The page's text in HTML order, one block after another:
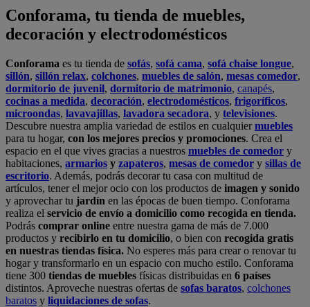
Conforama, tu tienda de muebles,
decoración y electrodomésticos
Conforama es tu tienda de sofás, sofá cama, sofá chaise longue,
sillón, sillón relax, colchones, muebles de salón, mesas comedor,
dormitorio de juvenil, dormitorio de matrimonio, canapés,
cocinas a medida, decoración, electrodomésticos, frigoríficos,
microondas, lavavajillas, lavadora secadora, y televisiones.
Descubre nuestra amplia variedad de estilos en cualquiermuebles
para tu hogar, con los mejores precios y promociones. Crea el
espacio en el que vives gracias a nuestros muebles de comedor y
habitaciones, armarios y zapateros, mesas de comedor y sillas de
escritorio. Además, podrás decorar tu casa con multitud de
artículos, tener el mejor ocio con los productos de imagen y sonido
y aprovechar tu jardín en las épocas de buen tiempo. Conforama
realiza el servicio de envío a domicilio como recogida en tienda.
Podrás comprar online entre nuestra gama de más de 7.000
productos y recibirlo en tu domicilio, o bien con recogida gratis
en nuestras tiendas física. No esperes más para crear o renovar tu
hogar y transformarlo en un espacio con mucho estilo. Conforama
tiene 300 tiendas de muebles físicas distribuidas en 6 países
distintos. Aproveche nuestras ofertas de sofas baratos, colchones
baratos y liquidaciones de sofas.